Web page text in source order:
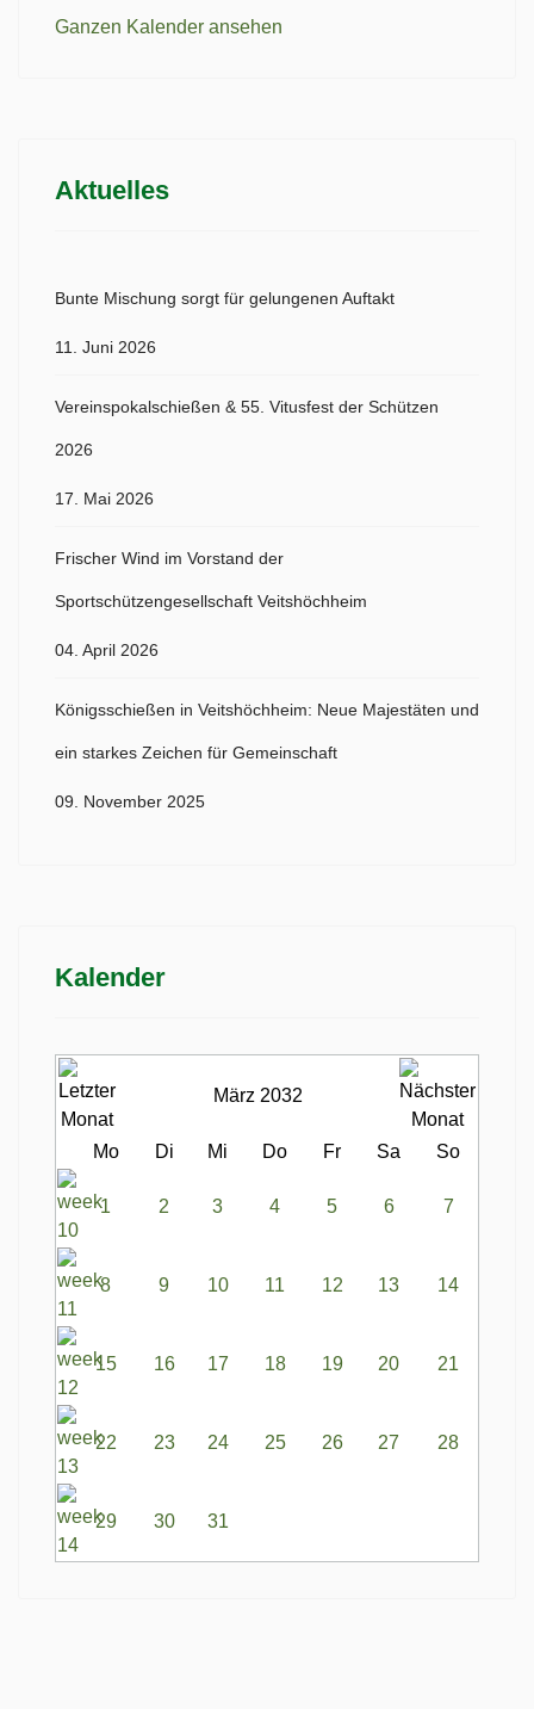
Ganzen Kalender ansehen
Aktuelles
Bunte Mischung sorgt für gelungenen Auftakt
11. Juni 2026
Vereinspokalschießen & 55. Vitusfest der Schützen
2026
17. Mai 2026
Frischer Wind im Vorstand der
Sportschützengesellschaft Veitshöchheim
04. April 2026
Königsschießen in Veitshöchheim: Neue Majestäten und
ein starkes Zeichen für Gemeinschaft
09. November 2025
Kalender
März 2032
Mo Di Mi Do Fr Sa So
1 2 3 4 5 6 7
8 9 10 11 12 13 14
15 16 17 18 19 20 21
22 23 24 25 26 27 28
29 30 31